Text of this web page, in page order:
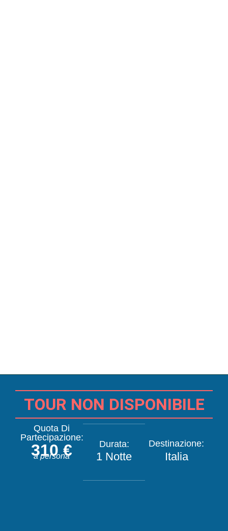
TOUR NON DISPONIBILE
Quota Di
Partecipazione:
310 €
a persona
Durata:
1 Notte
Destinazione:
Italia